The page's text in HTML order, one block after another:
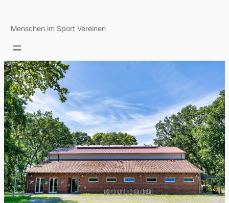
Menschen im Sport Vereinen